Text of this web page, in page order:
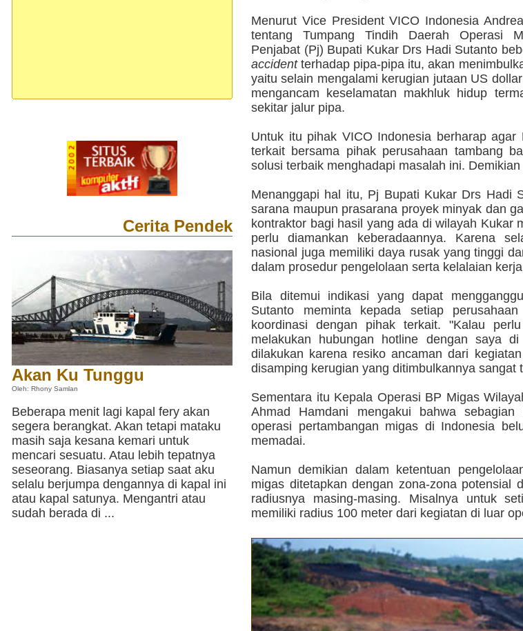
Cerita Pendek
Akan Ku Tunggu
Oleh: Rhony Samlan
Beberapa menit lagi kapal fery akan
segera berangkat. Akan tetapi mataku
masih saja kesana kemari untuk
mencari sesuatu. Atau lebih tepatnya
seseorang. Biasanya setiap saat aku
selalu berjumpa dengannya di kapal ini
atau kapal satunya. Mengantri atau
sudah berada di ...
Menurut Vice President VICO Indonesia
tentang Tumpang Tindih Daerah Operasi
Penjabat (Pj) Bupati Kukar Drs Hadi Sutanto
accidentterhadap pipa-pipa itu, akan
yaitu selain mengalami kerugian jutaan US
mengancam keselamatan makhluk hidup
sekitar jalur pipa.
Untuk itu pihak VICO Indonesia berharap agar
terkait bersama pihak perusahaan tambang
solusi terbaik menghadapi masalah ini.
Menanggapi hal itu, Pj Bupati Kukar Drs Hadi
sarana maupun prasarana proyek minyak dan
kontraktor bagi hasil yang ada di wilayah Kukar
perlu diamankan keberadaannya. Karena
nasional juga memiliki daya rusak yang tinggi
dalam prosedur pengelolaan serta kelalaian
Bila ditemui indikasi yang dapat
Sutanto meminta kepada setiap
koordinasi dengan pihak terkait. "Kalau
melakukan hubungan hotline dengan saya
dilakukan karena resiko ancaman dari
disamping kerugian yang ditimbulkannya sangat
Sementara itu Kepala Operasi BP Migas
Ahmad Hamdani mengakui bahwa sebagian
operasi pertambangan migas di Indonesia
memadai.
Namun demikian dalam ketentuan
migas ditetapkan dengan zona-zona potensial
radiusnya masing-masing. Misalnya untuk
memiliki radius 100 meter dari kegiatan di luar